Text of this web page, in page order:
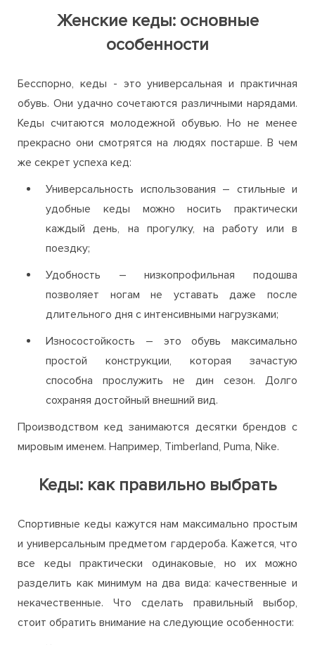
Женские кеды: основные
особенности
Бесспорно, кеды - это универсальная и практичная
обувь. Они удачно сочетаются различными нарядами.
Кеды считаются молодежной обувью. Но не менее
прекрасно они смотрятся на людях постарше. В чем
же секрет успеха кед:
Универсальность использования – стильные и
удобные кеды можно носить практически
каждый день, на прогулку, на работу или в
поездку;
Удобность – низкопрофильная подошва
позволяет ногам не уставать даже после
длительного дня с интенсивными нагрузками;
Износостойкость – это обувь максимально
простой конструкции, которая зачастую
способна прослужить не дин сезон. Долго
сохраняя достойный внешний вид.
Производством кед занимаются десятки брендов с
мировым именем. Например, Timberland, Puma, Nike.
Кеды: как правильно выбрать
Спортивные кеды кажутся нам максимально простым
и универсальным предметом гардероба. Кажется, что
все кеды практически одинаковые, но их можно
разделить как минимум на два вида: качественные и
некачественные. Что сделать правильный выбор,
стоит обратить внимание на следующие особенности: